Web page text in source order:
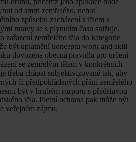
druhu, přičemž jeho aplikace bude
od smrti zemřelého, neboť
způsobu zacházení s tělem s
mravy se s plynutím času snižuje.
zařazení zemřelého těla do kategorie
být uplatnění konceptu work and skill
dovozena obecná pravidla pro určení
se zemřelým tělem v konkrétních
třeba chápat subjektivizovaně tak, aby
či předpokládaných přání zemřelého
být v hrubém rozporu s představou
těla. Pietní ochrana pak může být
veřejném zájmu.